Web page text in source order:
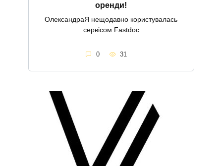
оренди!
ОлександраЯ нещодавно користувалась
сервісом Fastdoc
0 31